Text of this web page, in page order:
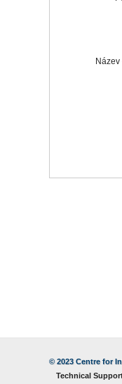
© 2023 Centre for
Technical